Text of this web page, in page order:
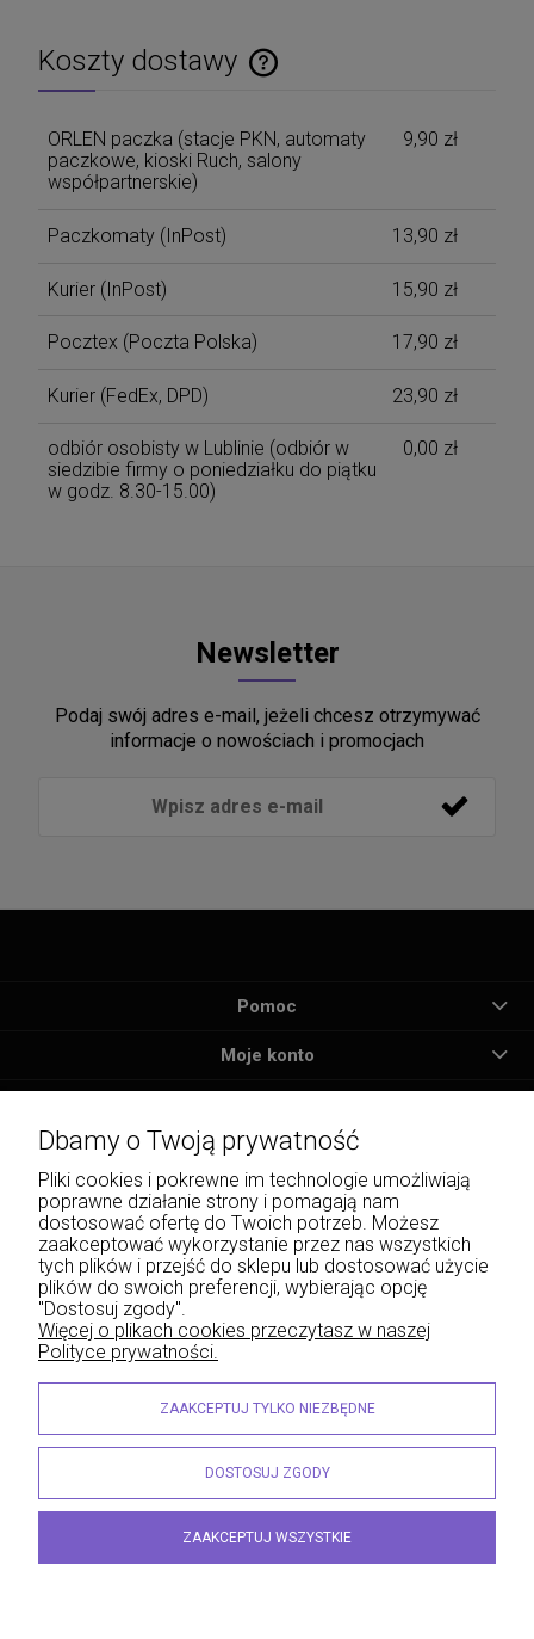
Koszty dostawy
Cena nie zawiera ewentualnych kosztów płatności
ORLEN paczka (stacje PKN, automaty
paczkowe, kioski Ruch, salony
współpartnerskie)
9,90 zł
Paczkomaty (InPost) 13,90 zł
Kurier (InPost) 15,90 zł
Pocztex (Poczta Polska) 17,90 zł
Kurier (FedEx, DPD) 23,90 zł
odbiór osobisty w Lublinie (odbiór w
siedzibie firmy o poniedziałku do piątku
w godz. 8.30-15.00)
0,00 zł
Newsletter
Podaj swój adres e-mail, jeżeli chcesz otrzymywać
informacje o nowościach i promocjach
Pomoc
Moje konto
Informacje
O nas
Wojciech Naja - Księgarnia Sądowa, Krakowskie Przedmieście 43, 20-076 Lublin | e-
mail: info@lexliber.pl | tel.: +48 513 959 100
Styl graficzny ShopGadget.eu
Sklep internetowy Shoper.pl
Dbamy o Twoją prywatność
Pliki cookies i pokrewne im technologie umożliwiają
poprawne działanie strony i pomagają nam
dostosować ofertę do Twoich potrzeb. Możesz
zaakceptować wykorzystanie przez nas wszystkich
tych plików i przejść do sklepu lub dostosować użycie
plików do swoich preferencji, wybierając opcję
"Dostosuj zgody".
Więcej o plikach cookies przeczytasz w naszej
Polityce prywatności.
ZAAKCEPTUJ TYLKO NIEZBĘDNE
DOSTOSUJ ZGODY
ZAAKCEPTUJ WSZYSTKIE